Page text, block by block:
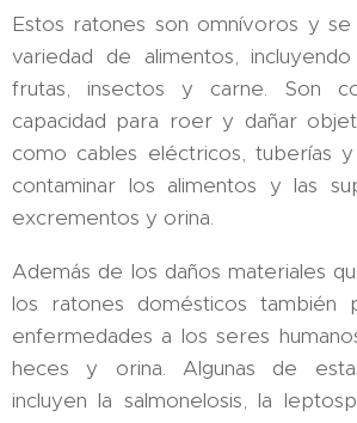
Estos ratones son omnívoros y se
variedad de alimentos, incluyendo
frutas, insectos y carne. Son
capacidad para roer y dañar
como cables eléctricos, tuberías
contaminar los alimentos y las
excrementos y orina.
Además de los daños materiales
los ratones domésticos también
enfermedades a los seres
heces y orina. Algunas de
incluyen la salmonelosis, la